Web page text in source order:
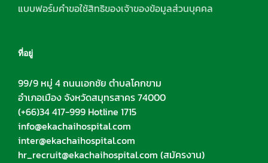
แบบฟอร์มคำขอใช้สิทธิของเจ้าของข้อมูลส่วนบุคคล
ที่อยู่
99/9 หมู่ 4 ถนนเอกชัย ตำบลโคกขาม
อำเภอเมือง จังหวัดสมุทรสาคร 74000
(+66)34 417-999 Hotline 1715
info@ekachaihospital.com
inter@ekachaihospital.com
hr_recruit@ekachaihospital.com (สมัครงาน)